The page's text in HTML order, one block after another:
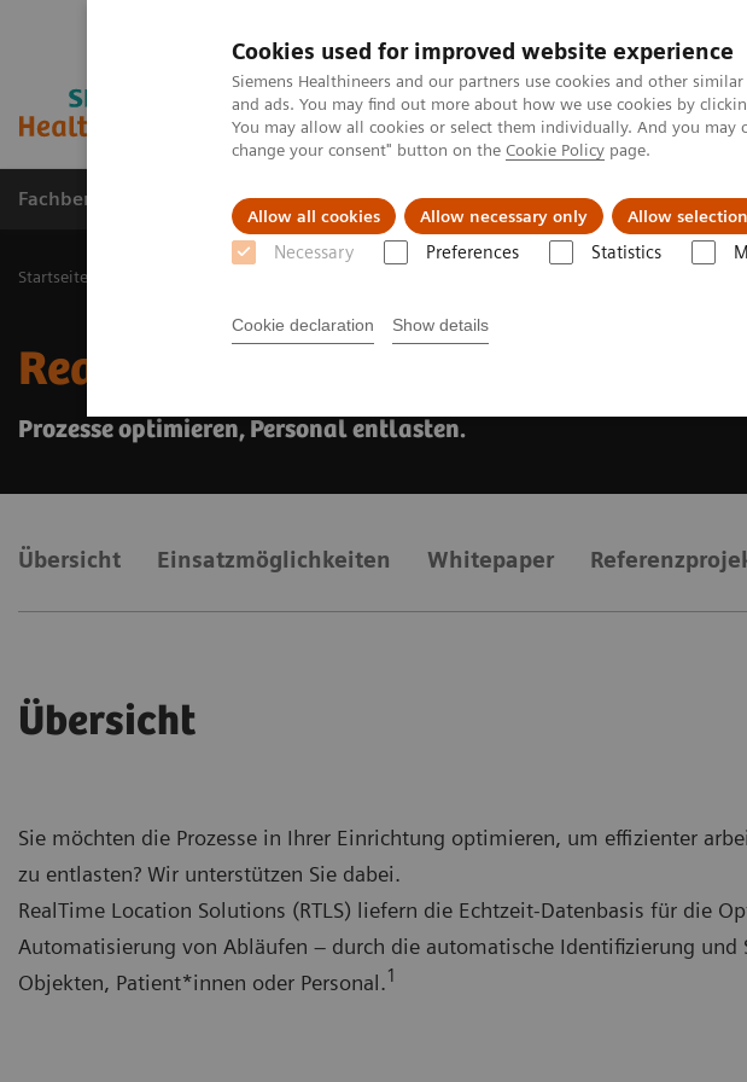
Cookies used for improved website experience
Siemens Healthineers and our partners use cookies and other
and ads. You may find out more about how we use cookies by
You may allow all cookies or select them individually. And you may
change your consent" button on the Cookie Policy page.
Allow all cookies Allow necessary only Allow selection
Necessary Preferences Statistics
Cookie declaration Show details
Fachbereiche Healthcare Management Produkte & Services
Startseite
RealTime Location Solutions
Prozesse optimieren, Personal entlasten.
Übersicht Einsatzmöglichkeiten Whitepaper
Übersicht
Sie möchten die Prozesse in Ihrer Einrichtung optimieren, um effizienter
zu entlasten? Wir unterstützen Sie dabei.
RealTime Location Solutions (RTLS) liefern die Echtzeit-Datenbasis für die
Automatisierung von Abläufen – durch die automatische Identifizierung und
Objekten, Patient*innen oder Personal.1